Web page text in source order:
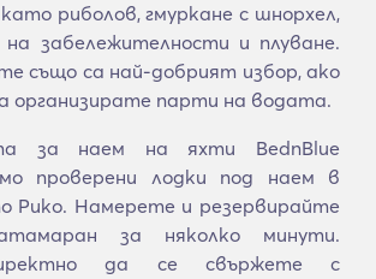
риболов, гмуркане с шнорхел,
на забележителности и плуване.
също са най-добрият избор, ако
организирате парти на водата.
за наем на яхти BednBlue
проверени лодки под наем в
Рико. Намерете и резервирайте
за няколко минути.
да се свържете с